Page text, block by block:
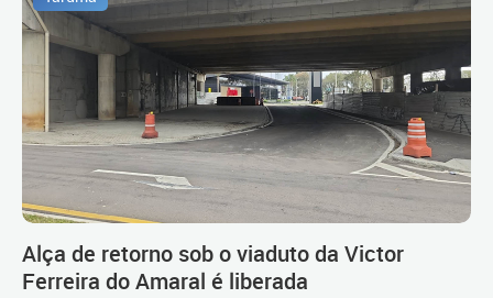
Alça de retorno sob o viaduto da Victor
Ferreira do Amaral é liberada